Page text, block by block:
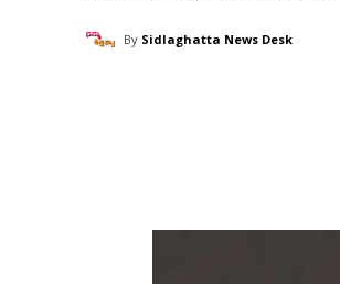
By Sidlaghatta News Desk